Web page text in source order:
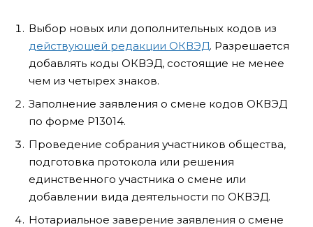
Выбор новых или дополнительных кодов из
действующей редакции ОКВЭД. Разрешается
добавлять коды ОКВЭД, состоящие не менее
чем из четырех знаков.
Заполнение заявления о смене кодов ОКВЭД
по форме Р13014.
Проведение собрания участников общества,
подготовка протокола или решения
единственного участника о смене или
добавлении вида деятельности по ОКВЭД.
Нотариальное заверение заявления о смене